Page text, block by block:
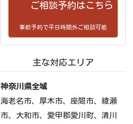
ご相談予約はこちら
事前予約で平日時間外ご相談可能
主な対応エリア
神奈川県全域
海老名市、厚木市、座間市、綾瀬
市、大和市、愛甲郡愛川町、清川